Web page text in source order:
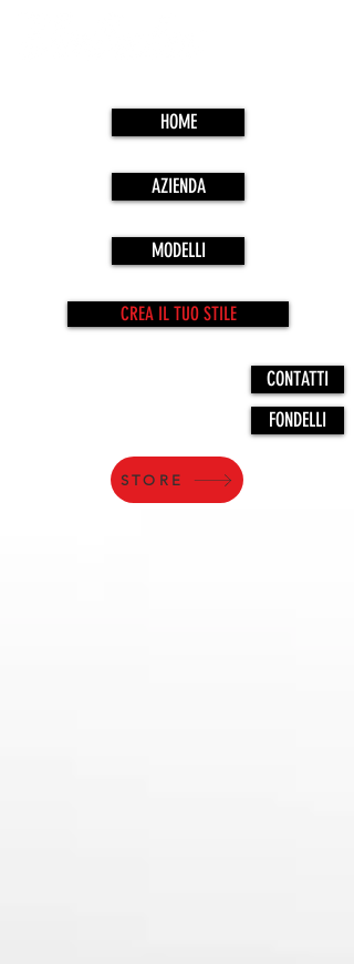
HOME
AZIENDA
MODELLI
CREA IL TUO STILE
CONTATTI
FONDELLI
STORE